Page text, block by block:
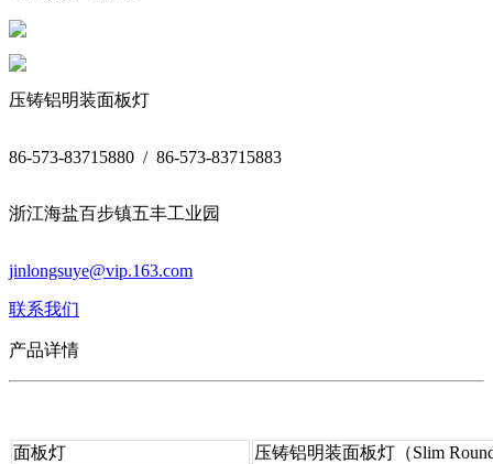
压铸铝明装面板灯
86-573-83715880 / 86-573-83715883
浙江海盐百步镇五丰工业园
jinlongsuye@vip.163.com
联系我们
产品详情
面板灯
压铸铝明装面板灯（Slim